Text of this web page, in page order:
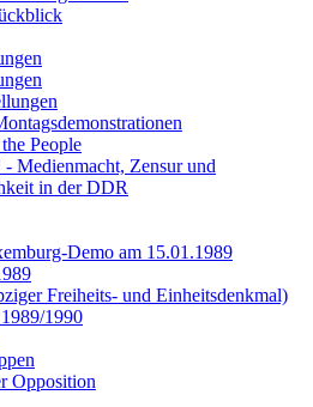
People
Medienmacht, Zensur und
in der DDR
Demo am 15.01.1989
Freiheits- und Einheitsdenkmal)
1990
Opposition